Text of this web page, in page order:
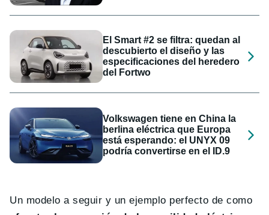
El Smart #2 se filtra: quedan al
descubierto el diseño y las
especificaciones del heredero
del Fortwo
Volkswagen tiene en China la
berlina eléctrica que Europa
está esperando: el UNYX 09
podría convertirse en el ID.9
Un modelo a seguir y un ejemplo perfecto de como